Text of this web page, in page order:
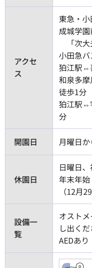
アクセ
ス
東急・
成城学
「次大
小田急バ
狛江駅⇔
和泉多
徒歩1分
狛江駅⇔
分
開園日 月曜日
休園日
日曜日、
年末年始
（12月
設備一
覧
オスト
し出くだ
AEDあり